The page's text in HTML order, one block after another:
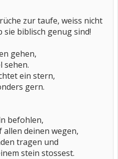
zur taufe, weiss nicht
biblisch genug sind!
gehen,
sehen.
ein stern,
gern.
befohlen,
allen deinen wegen,
tragen und
stein stossest.